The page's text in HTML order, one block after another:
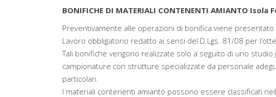
BONIFICHE DI MATERIALI CONTENENTI AMIANTO Isola
Preventivamente alle operazioni di bonifica viene
Lavoro obbligatorio redatto ai sensi del D.Lgs. 81/08 per
Tali bonifiche vengono realizzate solo a seguito di uno
campionature con strutture specializzate da personale
particolari.
I materiali contenenti amianto possono essere classificati